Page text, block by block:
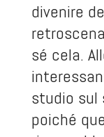
divenire
sé cela.
studio sul
poiché